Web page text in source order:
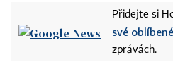
Přidejte si
své
zprávách.